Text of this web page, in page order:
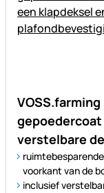
verstelbare
voorkant van de
inclusief